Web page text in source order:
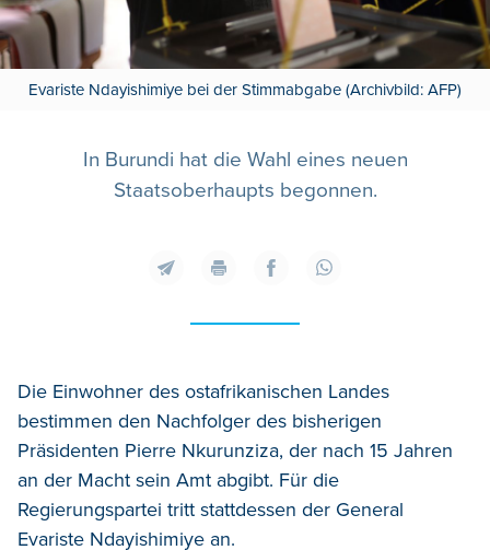
Evariste Ndayishimiye bei der Stimmabgabe (Archivbild: AFP)
In Burundi hat die Wahl eines neuen
Staatsoberhaupts begonnen.
Die Einwohner des ostafrikanischen Landes
bestimmen den Nachfolger des bisherigen
Präsidenten Pierre Nkurunziza, der nach 15 Jahren
an der Macht sein Amt abgibt. Für die
Regierungspartei tritt stattdessen der General
Evariste Ndayishimiye an.